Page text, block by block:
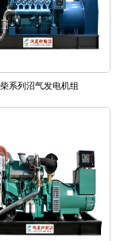
系列沼气发电机组